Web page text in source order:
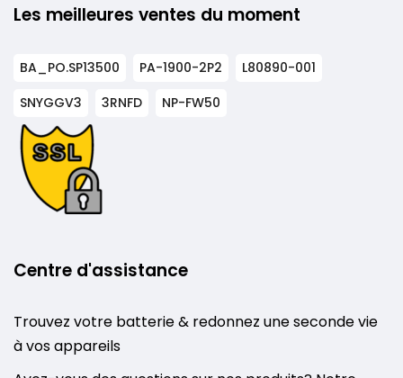
Les meilleures ventes du moment
BA_PO.SP13500 PA-1900-2P2
L80890-001
SNYGGV3
3RNFD NP-FW50
Centre d'assistance
Trouvez votre batterie & redonnez une seconde vie
à vos appareils